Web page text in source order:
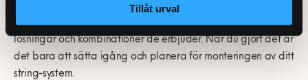
Tillåt urval
sätter gränserna. Börja planera istrings eget
planeringsverktygoch hitta inspiration i alla föreslagna
lösningar och kombinationer de erbjuder. När du gjort det är
det bara att sätta igång och planera för monteringen av ditt
string-system.